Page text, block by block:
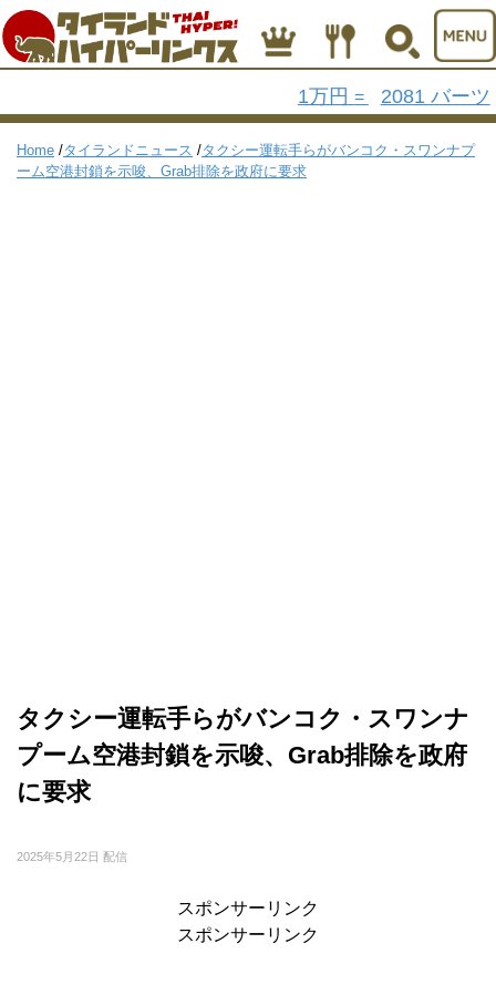
1万円 = 2081 バーツ
Home /タイランドニュース /タクシー運転手らがバンコク・スワンナプ
ーム空港封鎖を示唆、Grab排除を政府に要求
タクシー運転手らがバンコク・スワンナ
プーム空港封鎖を示唆、Grab排除を政府
に要求
2025年5月22日 配信
スポンサーリンク
スポンサーリンク